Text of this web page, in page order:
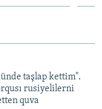
taşlap kettim".
rusiyelilerni
quva